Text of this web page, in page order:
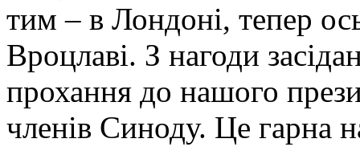
тим – в Лондоні, тепер
Вроцлаві. З нагоди
прохання до нашого
членів Синоду. Це гарна